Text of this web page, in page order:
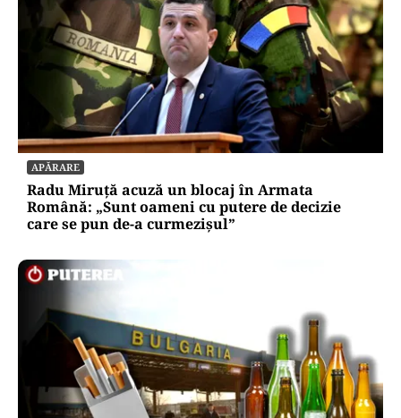
APĂRARE
Radu Miruță acuză un blocaj în Armata
Română: „Sunt oameni cu putere de decizie
care se pun de-a curmezișul”